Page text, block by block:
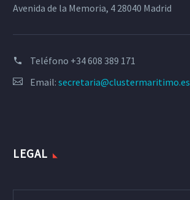
Avenida de la Memoria, 4 28040 Madrid
Teléfono +34 608 389 171
Email: secretaria@clustermaritimo.es
LEGAL